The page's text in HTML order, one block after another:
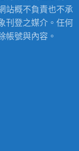
站概不負責也不承
刊登之媒介。任何
帳號與內容。